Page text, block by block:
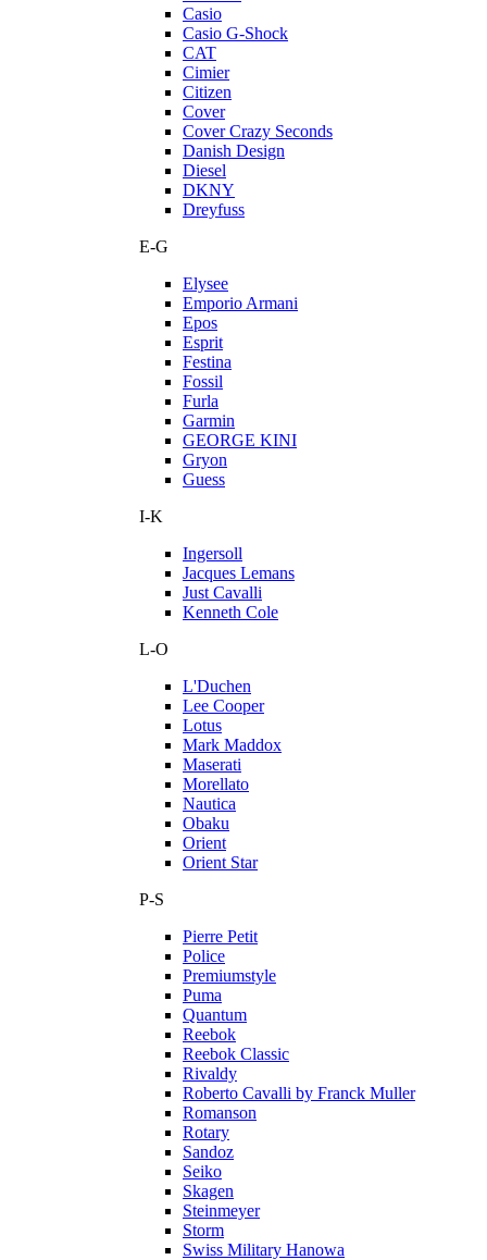
Casio
Casio G-Shock
CAT
Cimier
Citizen
Cover
Cover Crazy Seconds
Danish Design
Diesel
DKNY
Dreyfuss
E-G
Elysee
Emporio Armani
Epos
Esprit
Festina
Fossil
Furla
Garmin
GEORGE KINI
Gryon
Guess
I-K
Ingersoll
Jacques Lemans
Just Cavalli
Kenneth Cole
L-O
L'Duchen
Lee Cooper
Lotus
Mark Maddox
Maserati
Morellato
Nautica
Obaku
Orient
Orient Star
P-S
Pierre Petit
Police
Premiumstyle
Puma
Quantum
Reebok
Reebok Classic
Rivaldy
Roberto Cavalli by Franck Muller
Romanson
Rotary
Sandoz
Seiko
Skagen
Steinmeyer
Storm
Swiss Military Hanowa